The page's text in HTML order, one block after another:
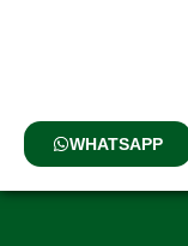
WHATSAPP